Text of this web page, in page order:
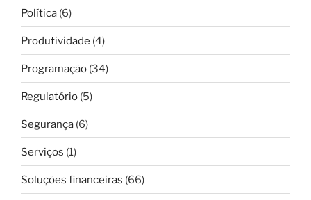
Política (6)
Produtividade (4)
Programação (34)
Regulatório (5)
Segurança (6)
Serviços (1)
Soluções financeiras (66)